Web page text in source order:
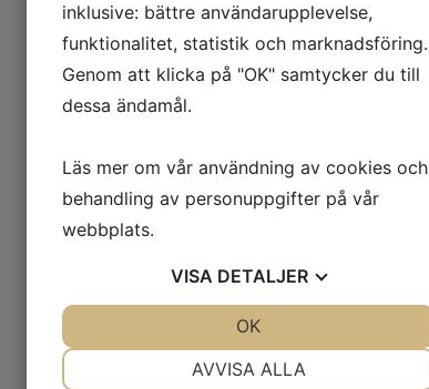
inklusive: bättre användarupplevelse,
funktionalitet, statistik och marknadsföring.
Genom att klicka på "OK" samtycker du till
dessa ändamål.
Läs mer om vår användning av cookies och
behandling av personuppgifter på vår
webbplats.
VISA DETALJER
AVVISA ALLA
OK